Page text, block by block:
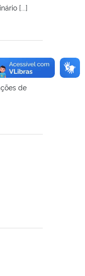
[...]
de